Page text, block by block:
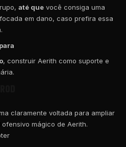
até que você consiga uma
em dano, caso prefira essa
, construir Aerith como suporte e
claramente voltada para ampliar
mágico de Aerith.